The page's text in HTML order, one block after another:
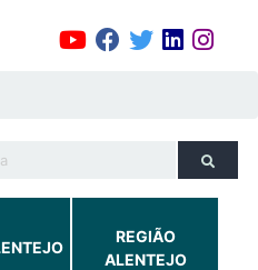
REGIÃO
ALENTEJO